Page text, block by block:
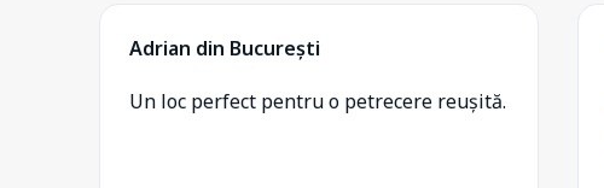
Adrian din București
Un loc perfect pentru o petrecere reușită.